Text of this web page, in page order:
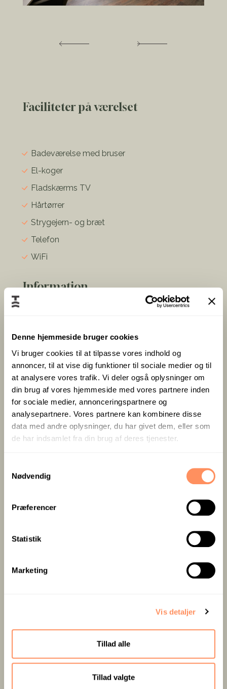
Denne hjemmeside bruger cookies
Vi bruger cookies til at tilpasse vores indhold og
annoncer, til at vise dig funktioner til sociale medier og til
at analysere vores trafik. Vi deler også oplysninger om
din brug af vores hjemmeside med vores partnere inden
for sociale medier, annonceringspartnere og
analysepartnere. Vores partnere kan kombinere disse
data med andre oplysninger, du har givet dem, eller som
de har indsamlet fra din brug af deres tjenester.
Nødvendig
Præferencer
Statistik
Marketing
Vis detaljer
Tillad alle
Tillad valgte
Faciliteter på værelset
Badeværelse med bruser
El-koger
Fladskærms TV
Hårtørrer
Strygejern- og bræt
Telefon
WiFi
Information
Superior-værelser (pavillon 5-6) tilbyder:
32 m² og store panoramavinduer mod
naturen
To 90 × 200 cm senge
Sofa eller 2 lænestole til hyggeområdet
Skrivebord, TV & lynhurtigt Wi-Fi
Elegant bad og E-cooking produkter
Gratis kaffe/te-faciliteter
Ladestandere og
BOOK VÆRELSE